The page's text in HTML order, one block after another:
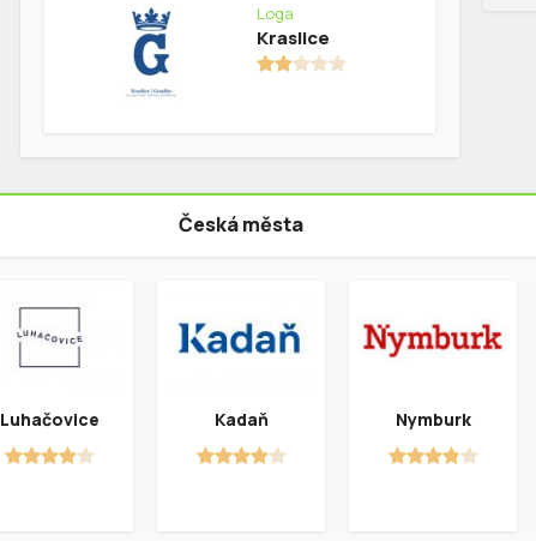
Loga
Kraslice
Česká města
Luhačovice Kadaň Nymburk